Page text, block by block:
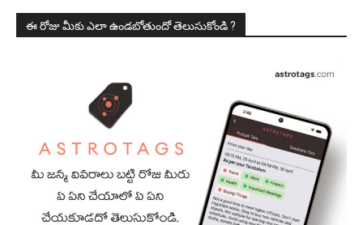
ఈ రోజు మీకు ఎలా ఉండబోతుందో తెలుసుకోండి ?